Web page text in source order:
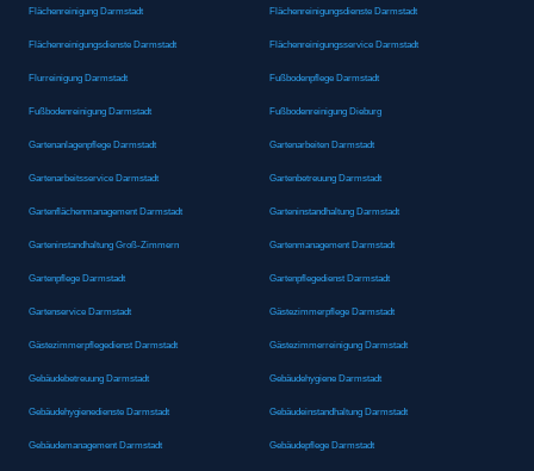
Flächenreinigung Darmstadt Flächenreinigungsdienste Darmstadt
Flächenreinigungsdienste Darmstadt Flächenreinigungsservice Darmstadt
Flurreinigung Darmstadt Fußbodenpflege Darmstadt
Fußbodenreinigung Darmstadt Fußbodenreinigung Dieburg
Gartenanlagenpflege Darmstadt Gartenarbeiten Darmstadt
Gartenarbeitsservice Darmstadt Gartenbetreuung Darmstadt
Gartenflächenmanagement Darmstadt Garteninstandhaltung Darmstadt
Garteninstandhaltung Groß-Zimmern Gartenmanagement Darmstadt
Gartenpflege Darmstadt Gartenpflegedienst Darmstadt
Gartenservice Darmstadt Gästezimmerpflege Darmstadt
Gästezimmerpflegedienst Darmstadt Gästezimmerreinigung Darmstadt
Gebäudebetreuung Darmstadt Gebäudehygiene Darmstadt
Gebäudehygienedienste Darmstadt Gebäudeinstandhaltung Darmstadt
Gebäudemanagement Darmstadt Gebäudepflege Darmstadt